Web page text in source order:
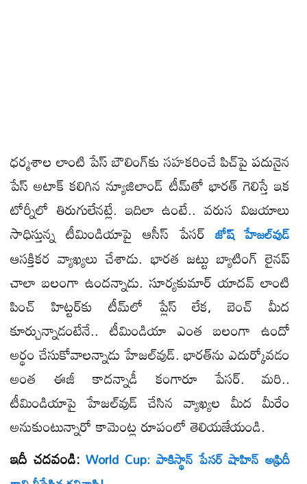
ధర్మశాల లాంటి పేస్ బౌలింగ్​కు సహకరించే పిచ్​పై పదునైన
పేస్ అటాక్ కలిగిన న్యూజిలాండ్ టీమ్​తో భారత్ గెలిస్తే ఇక
టోర్నీలో తిరుగులేనట్లే. ఇదిలా ఉంటే.. వరుస విజయాలు
సాధిస్తున్న టీమిండియాపై ఆసీస్ పేసర్ జోష్ హేజల్​వుడ్
ఆసక్తికర వ్యాఖ్యలు చేశాడు. భారత జట్టు బ్యాటింగ్ లైనప్
చాలా బలంగా ఉందన్నాడు. సూర్యకుమార్ యాదవ్ లాంటి
పించ్​ హిట్టర్​కు టీమ్​లో ప్లేస్ లేక, బెంచ్ మీద
కూర్చున్నాడంటేనే.. టీమిండియా ఎంత బలంగా ఉందో
అర్థం చేసుకోవాలన్నాడు హేజల్​వుడ్. భారత్​ను ఎదుర్కోవడం
అంత ఈజీ కాదన్నాడీ కంగారూ పేసర్. మరి..
టీమిండియాపై హేజల్​వుడ్ చేసిన వ్యాఖ్యల మీద మీరేం
అనుకుంటున్నారో కామెంట్ల రూపంలో తెలియజేయండి.
ఇదీ చదవండి:World Cup: పాకిస్థాన్ పేసర్ షాహిన్ అఫ్రిదీ